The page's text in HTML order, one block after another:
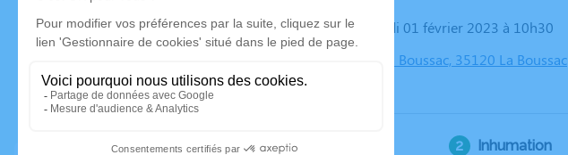
Le mercredi 01 février 2023 à 10h30
Église de la Boussac, 35120 La Boussac
Inhumation